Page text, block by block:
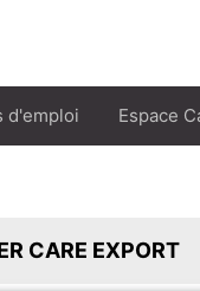
d'emploi Espace
CARE EXPORT